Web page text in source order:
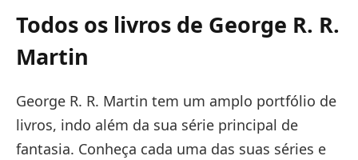
Todos os livros de George R. R.
Martin
George R. R. Martin tem um amplo portfólio de
livros, indo além da sua série principal de
fantasia. Conheça cada uma das suas séries e